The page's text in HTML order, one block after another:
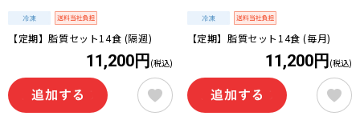
【定期】脂質セット14食 (隔週)
11,200円 (税込)
【定期】脂質セット14食 (毎月)
11,200円 (税込)